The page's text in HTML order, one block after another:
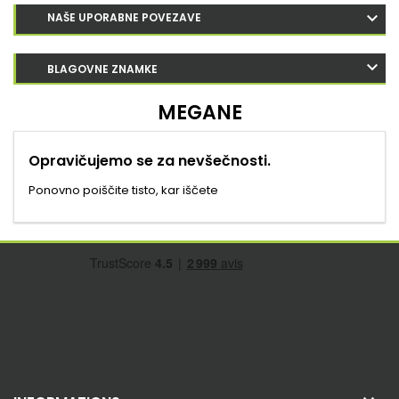
NAŠE UPORABNE POVEZAVE
BLAGOVNE ZNAMKE
MEGANE
Opravičujemo se za nevšečnosti.
Ponovno poiščite tisto, kar iščete